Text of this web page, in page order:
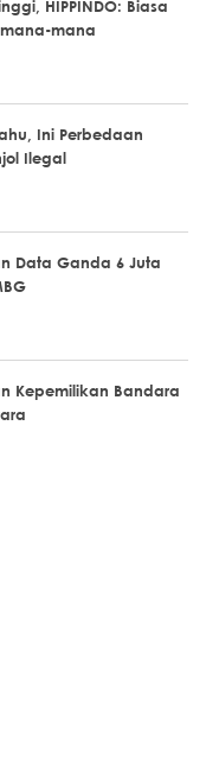
HIPPINDO: Biasa
mana
Ini Perbedaan
Ilegal
Data Ganda 6 Juta
Kepemilikan Bandara